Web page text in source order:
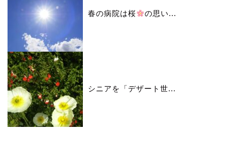
春の病院は桜 の思い...
シニアを「デザート世...